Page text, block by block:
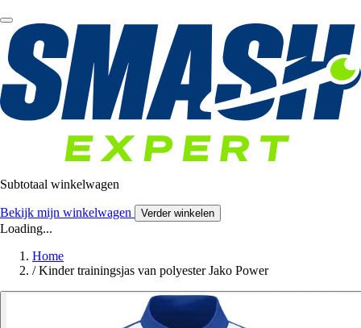
Subtotaal winkelwagen
Bekijk mijn winkelwagen Verder winkelen
Loading...
Home
/ Kinder trainingsjas van polyester Jako Power